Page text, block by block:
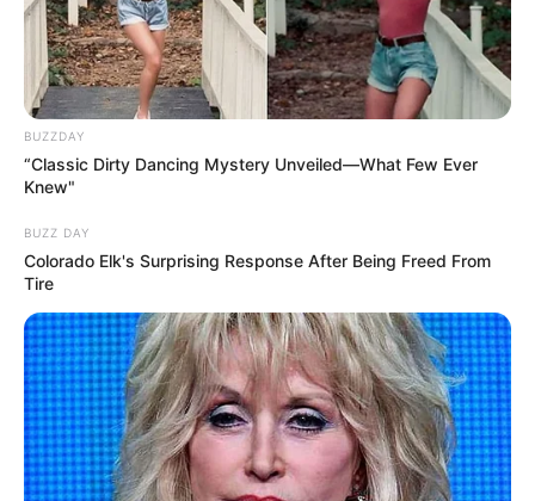
BUZZDAY
“Classic Dirty Dancing Mystery Unveiled—What Few Ever
Knew"
BUZZ DAY
Colorado Elk's Surprising Response After Being Freed From
Tire